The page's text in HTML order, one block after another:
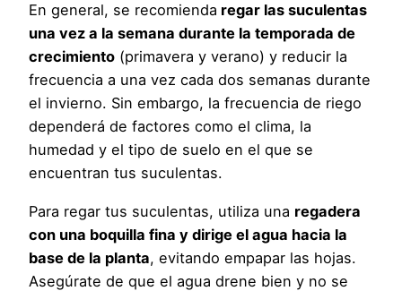
En general, se recomienda regar las suculentas
una vez a la semana durante la temporada de
crecimiento (primavera y verano) y reducir la
frecuencia a una vez cada dos semanas durante
el invierno. Sin embargo, la frecuencia de riego
dependerá de factores como el clima, la
humedad y el tipo de suelo en el que se
encuentran tus suculentas.
Para regar tus suculentas, utiliza una regadera
con una boquilla fina y dirige el agua hacia la
base de la planta, evitando empapar las hojas.
Asegúrate de que el agua drene bien y no se